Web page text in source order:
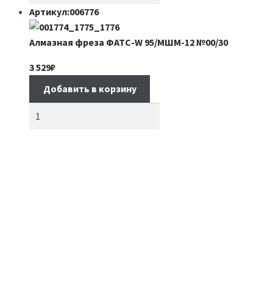
Артикул:006776
Алмазная фреза ФАТС-W 95/МШМ-12 №00/30
3 529₽
Добавить в корзину